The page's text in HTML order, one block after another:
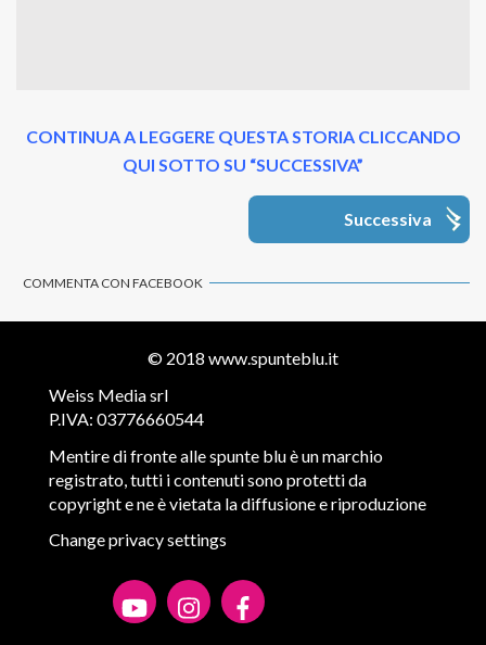
CONTINUA A LEGGERE QUESTA STORIA CLICCANDO
QUI SOTTO SU “SUCCESSIVA”
Successiva
COMMENTA CON FACEBOOK
© 2018 www.spunteblu.it
Weiss Media srl
P.IVA: 03776660544
Mentire di fronte alle spunte blu è un marchio
registrato, tutti i contenuti sono protetti da
copyright e ne è vietata la diffusione e riproduzione
Change privacy settings